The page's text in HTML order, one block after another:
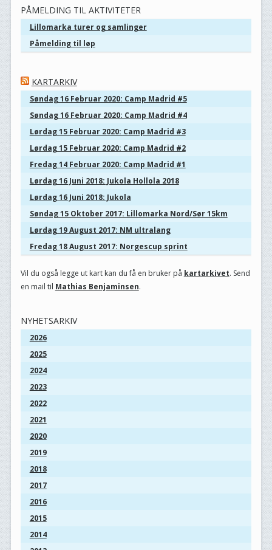
PÅMELDING TIL AKTIVITETER
Lillomarka turer og samlinger
Påmelding til løp
KARTARKIV
Søndag 16 Februar 2020: Camp Madrid #5
Søndag 16 Februar 2020: Camp Madrid #4
Lørdag 15 Februar 2020: Camp Madrid #3
Lørdag 15 Februar 2020: Camp Madrid #2
Fredag 14 Februar 2020: Camp Madrid #1
Lørdag 16 Juni 2018: Jukola Hollola 2018
Lørdag 16 Juni 2018: Jukola
Søndag 15 Oktober 2017: Lillomarka Nord/Sør 15km
Lørdag 19 August 2017: NM ultralang
Fredag 18 August 2017: Norgescup sprint
Vil du også legge ut kart kan du få en bruker på kartarkivet. Send
en mail til Mathias Benjaminsen.
NYHETSARKIV
2026
2025
2024
2023
2022
2021
2020
2019
2018
2017
2016
2015
2014